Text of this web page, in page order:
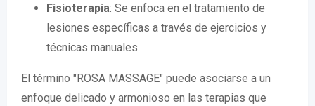
Fisioterapia: Se enfoca en el tratamiento de
lesiones específicas a través de ejercicios y
técnicas manuales.
El término "ROSA MASSAGE" puede asociarse a un
enfoque delicado y armonioso en las terapias que